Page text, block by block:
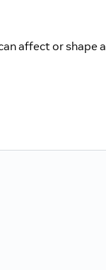
affect or shape